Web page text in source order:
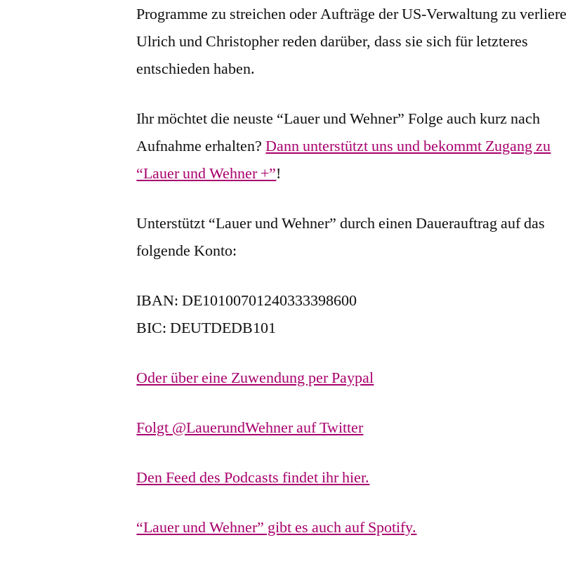
Programme zu streichen oder Aufträge der US-Verwaltung zu
Ulrich und Christopher reden darüber, dass sie sich für letzteres
entschieden haben.
Ihr möchtet die neuste “Lauer und Wehner” Folge auch kurz nach
Aufnahme erhalten?Dann unterstützt uns und bekommt Zugang zu
“Lauer und Wehner +”!
Unterstützt “Lauer und Wehner” durch einen Dauerauftrag auf das
folgende Konto:
IBAN: DE10100701240333398600
BIC: DEUTDEDB101
Oder über eine Zuwendung per Paypal
Folgt @LauerundWehner auf Twitter
Den Feed des Podcasts findet ihr hier.
“Lauer und Wehner” gibt es auch auf Spotify.